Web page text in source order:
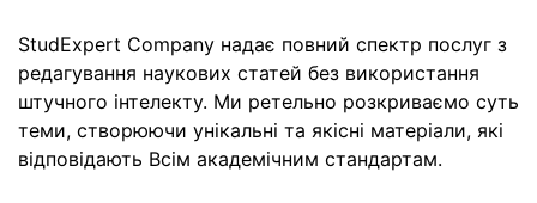
StudExpert Company надає повний спектр послуг з
редагування наукових статей без використання
штучного інтелекту. Ми ретельно розкриваємо суть
теми, створюючи унікальні та якісні матеріали, які
відповідають Всім академічним стандартам.